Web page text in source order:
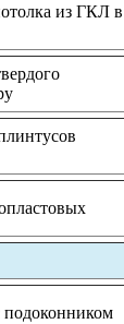
из ГКЛ в
подоконником